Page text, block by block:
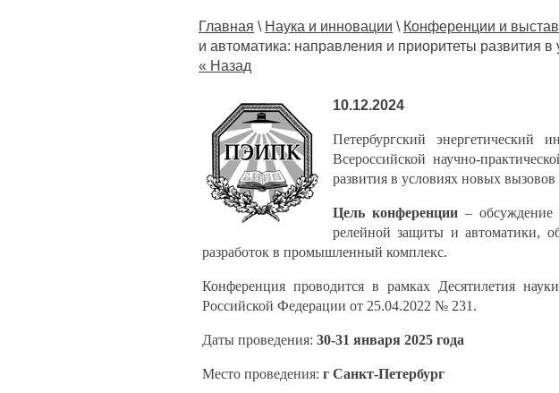
Главная \ Наука и инновации \ Конференции и
и автоматика: направления и приоритеты развития
« Назад
10.12.2024
Петербургский энергетический
Всероссийской научно-
развития в условиях новых вызовов
Цель конференции – обсуждение
релейной защиты и автоматики,
разработок в промышленный комплекс.
Конференция проводится в рамках Десятилетия
Российской Федерации от 25.04.2022 № 231.
Даты проведения: 30-31 января 2025 года
Место проведения: г Санкт-Петербург